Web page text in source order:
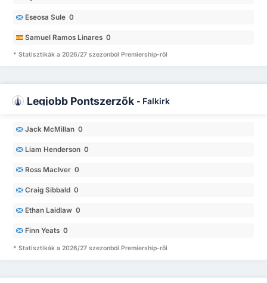
Eseosa Sule 0
Samuel Ramos Linares 0
* Statisztikák a 2026/27 szezonból Premiership-ről
Legjobb Pontszerzők - Falkirk
Jack McMillan 0
Liam Henderson 0
Ross MacIver 0
Craig Sibbald 0
Ethan Laidlaw 0
Finn Yeats 0
* Statisztikák a 2026/27 szezonból Premiership-ről